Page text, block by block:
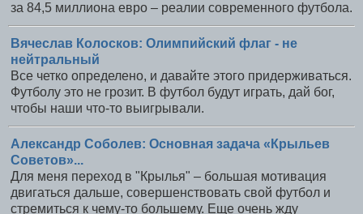
за 84,5 миллиона евро – реалии современного футбола.
Вячеслав Колосков: Олимпийский флаг - не
нейтральный
Все четко определено, и давайте этого придерживаться.
Футболу это не грозит. В футбол будут играть, дай бог,
чтобы наши что-то выигрывали.
Александр Соболев: Основная задача «Крыльев
Советов»...
Для меня переход в "Крылья" – большая мотивация
двигаться дальше, совершенствовать свой футбол и
стремиться к чему-то большему. Еще очень жду